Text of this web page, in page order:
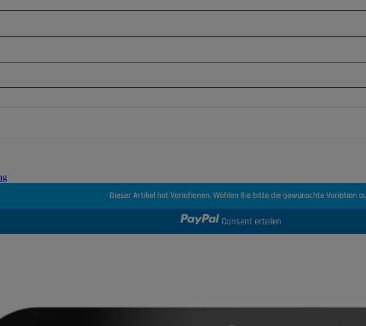
Dieser Artikel hat Variationen. Wählen Sie bitte die gewünschte Variation
Consent erteilen